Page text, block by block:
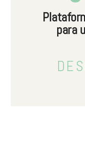
para